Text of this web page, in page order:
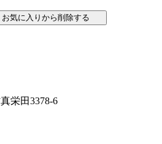
お気に入りから削除する
栄田3378-6